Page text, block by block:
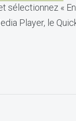
sélectionnez «
Player, le